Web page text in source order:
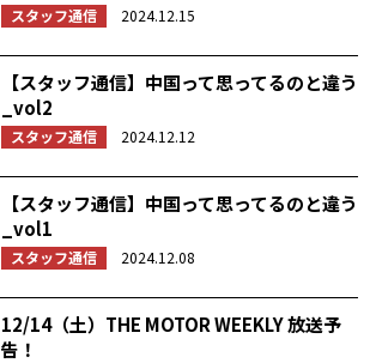
スタッフ通信 2024.12.15
【スタッフ通信】中国って思ってるのと違う
_vol2
スタッフ通信 2024.12.12
【スタッフ通信】中国って思ってるのと違う
_vol1
スタッフ通信 2024.12.08
12/14（土）THE MOTOR WEEKLY 放送予
告！